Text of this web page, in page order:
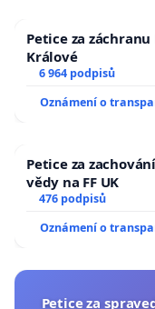
Petice za
Králové
6 964 podpisů
Oznámení o
Petice za
vědy na FF UK
476 podpisů
Oznámení o
Petice za